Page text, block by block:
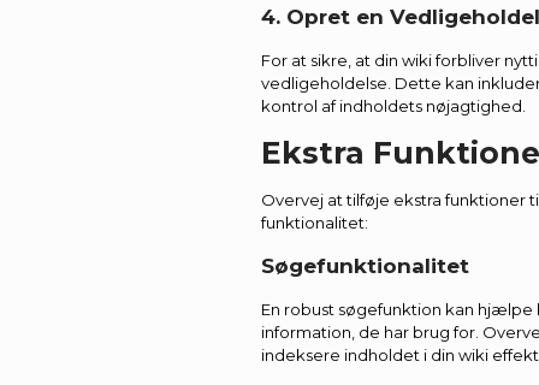
4. Opret en
For at sikre, at din wiki forbliver
vedligeholdelse. Dette kan
kontrol af indholdets nøjagtighed.
Ekstra
Overvej at tilføje ekstra funktioner
funktionalitet:
Søgefunktionalitet
En robust søgefunktion kan
information, de har brug for.
indeksere indholdet i din wiki